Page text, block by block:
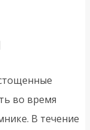
во время
В течение